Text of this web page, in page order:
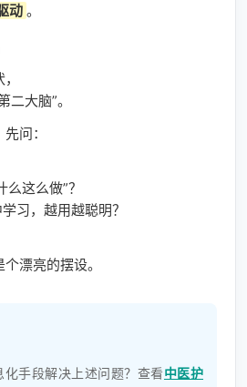
动 。
二大脑”。
问：
这么做”？
习，越用越聪明？
漂亮的摆设。
手段解决上述问题？查看中医护